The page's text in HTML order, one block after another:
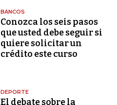
BANCOS
Conozca los seis pasos
que usted debe seguir si
quiere solicitar un
crédito este curso
DEPORTE
El debate sobre la